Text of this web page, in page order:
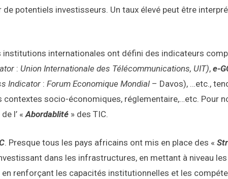
de potentiels investisseurs. Un taux élevé peut être
institutions internationales ont défini des indicateurs
: Union Internationale des Télécommunications, UIT), e-
Indicator : Forum Economique Mondial – Davos), …etc.,
contextes socio-économiques, réglementaire,…etc. Pour
l’ « Abordablité » des TIC.
. Presque tous les pays africains ont mis en place des «
dans les infrastructures, en mettant à niveau
renforçant les capacités institutionnelles et les